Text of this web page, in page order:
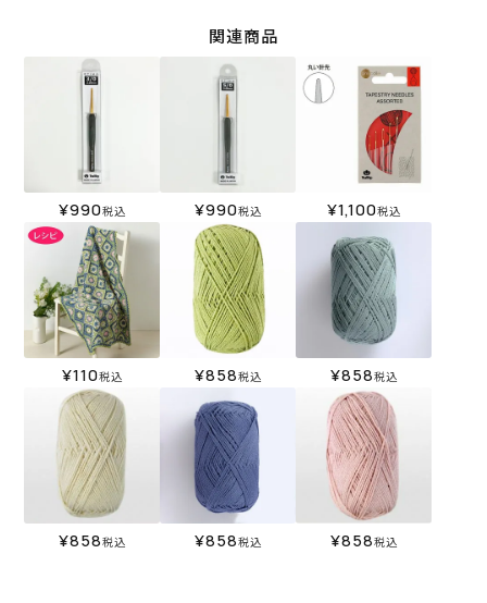
関連商品
¥990税込 ¥990税込 ¥1,100税込
¥110税込 ¥858税込 ¥858税込
¥858税込 ¥858税込 ¥858税込